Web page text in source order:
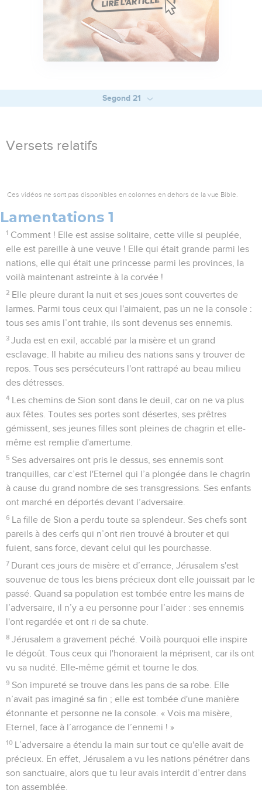
Segond 21
Versets relatifs
Ces vidéos ne sont pas disponibles en colonnes en dehors de la vue Bible.
Lamentations 1
1 Comment ! Elle est assise solitaire, cette ville si peuplée,
elle est pareille à une veuve ! Elle qui était grande parmi les
nations, elle qui était une princesse parmi les provinces, la
voilà maintenant astreinte à la corvée !
2 Elle pleure durant la nuit et ses joues sont couvertes de
larmes. Parmi tous ceux qui l'aimaient, pas un ne la console :
tous ses amis l’ont trahie, ils sont devenus ses ennemis.
3 Juda est en exil, accablé par la misère et un grand
esclavage. Il habite au milieu des nations sans y trouver de
repos. Tous ses persécuteurs l'ont rattrapé au beau milieu
des détresses.
4
Les chemins de Sion sont dans le deuil, car on ne va plus
aux fêtes. Toutes ses portes sont désertes, ses prêtres
gémissent, ses jeunes filles sont pleines de chagrin et elle-
même est remplie d'amertume.
5 Ses adversaires ont pris le dessus, ses ennemis sont
tranquilles, car c’est l'Eternel qui l’a plongée dans le chagrin
à cause du grand nombre de ses transgressions. Ses enfants
ont marché en déportés devant l’adversaire.
6
La fille de Sion a perdu toute sa splendeur. Ses chefs sont
pareils à des cerfs qui n’ont rien trouvé à brouter et qui
fuient, sans force, devant celui qui les pourchasse.
7 Durant ces jours de misère et d’errance, Jérusalem s'est
souvenue de tous les biens précieux dont elle jouissait par le
passé. Quand sa population est tombée entre les mains de
l’adversaire, il n’y a eu personne pour l’aider : ses ennemis
l'ont regardée et ont ri de sa chute.
8 Jérusalem a gravement péché. Voilà pourquoi elle inspire
le dégoût. Tous ceux qui l'honoraient la méprisent, car ils ont
vu sa nudité. Elle-même gémit et tourne le dos.
9 Son impureté se trouve dans les pans de sa robe. Elle
n’avait pas imaginé sa fin ; elle est tombée d'une manière
étonnante et personne ne la console. « Vois ma misère,
Eternel, face à l’arrogance de l’ennemi ! »
10
L’adversaire a étendu la main sur tout ce qu'elle avait de
précieux. En effet, Jérusalem a vu les nations pénétrer dans
son sanctuaire, alors que tu leur avais interdit d’entrer dans
ton assemblée.